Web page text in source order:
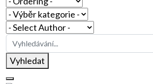
Vyhledat